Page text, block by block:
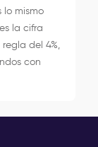
lo mismo
la cifra
del 4%,
con